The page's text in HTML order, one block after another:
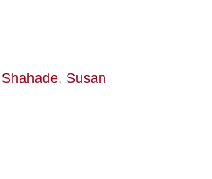
Shahade, Susan